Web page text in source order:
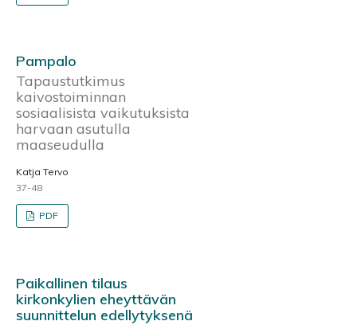
Pampalo
Tapaustutkimus
kaivostoiminnan
sosiaalisista vaikutuksista
harvaan asutulla
maaseudulla
Katja Tervo
37-48
PDF
Paikallinen tilaus
kirkonkylien eheyttävän
suunnittelun edellytyksenä